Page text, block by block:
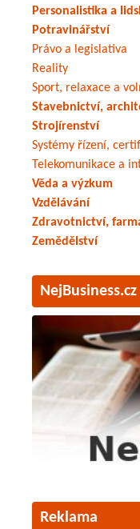
Personalistika a
Potravinářství
Právo a legislativa
Reality
Sport, relaxace a
Stavebnictví,
Strojírenství
Systémy řízení,
Telekomunikace a
Věda a výzkum
Vzdělávání
Zdravotnictví,
Zemědělství
Reklama